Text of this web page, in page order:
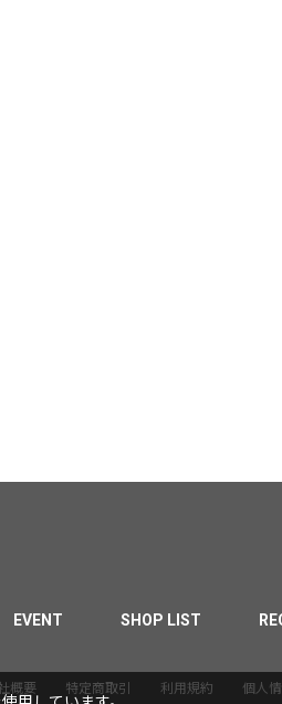
EVENT SHOP LIST
概要 特定商取引 利用規約 個人